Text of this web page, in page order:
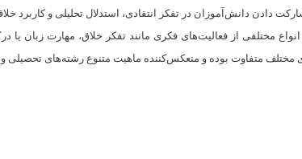
دانش‌آموزان در تفکر انتقادی، استدلال تحلیلی و کاربرد
مختلفی از فعالیت‌های فکری مانند تفکر خلاق، مهارت زبان
متفاوت بوده و منعکس‌کننده ماهیت متنوع رشته‌های تحصیلی